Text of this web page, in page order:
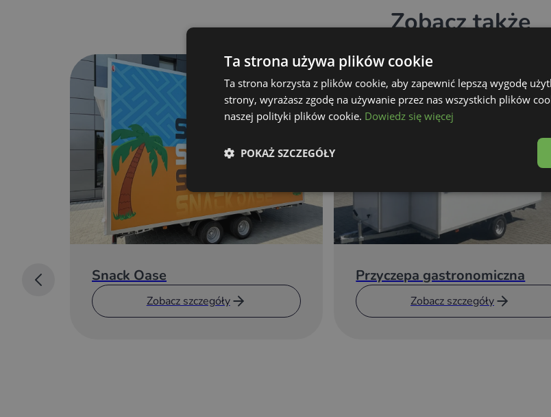
Zobacz także
Handlowa
Snack Oase
Zobacz szczegóły
Przyczepa gastronomiczna
Zobacz szczegóły
Ta strona używa plików cookie
Ta strona korzysta z plików cookie, aby zapewnić lepszą wygodę
strony, wyrażasz zgodę na używanie przez nas wszystkich plików
naszej polityki plików cookie. Dowiedz się więcej
POKAŻ SZCZEGÓŁY